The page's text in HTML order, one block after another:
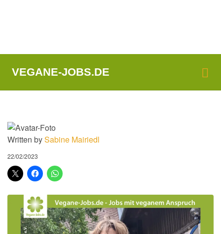
VEGANE-JOBS.DE
Written bySabine Mairiedl
22/02/2023